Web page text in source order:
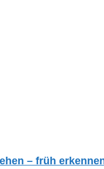
– früh